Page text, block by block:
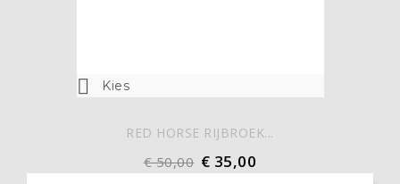
 Kies
RED HORSE RIJBROEK...
€ 50,00 € 35,00